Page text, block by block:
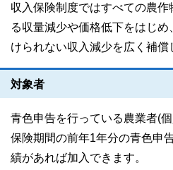
収入保険制度ではすべての農作
る収量減少や価格低下をはじ
けられない収入減少を広く補償
対象者
青色申告を行っている農業者(
保険期間の前年1年分の青色申
績があれば加入できます。